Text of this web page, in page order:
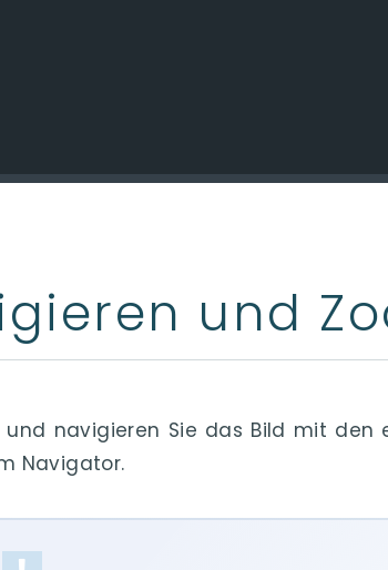
und
und navigieren Sie das Bild mit den
Navigator.